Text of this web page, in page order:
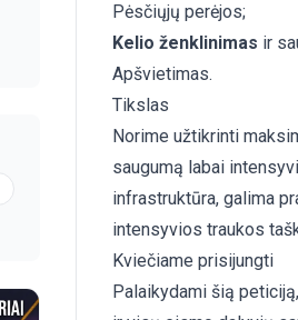
Pėsčiųjų perėjos;
Kelio ženklinimas ir
Apšvietimas.
Tikslas
Norime užtikrinti
saugumą labai
infrastruktūra, galima
intensyvios traukos
Kviečiame prisijungti
Palaikydami šią